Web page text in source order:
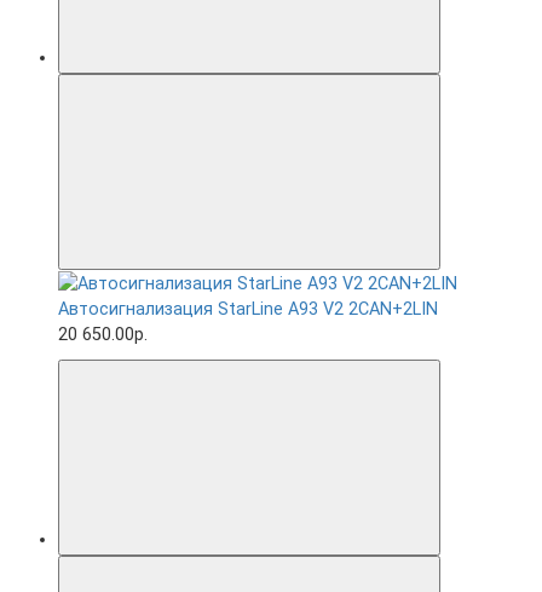
Автосигнализация StarLine A93 V2 2CAN+2LIN
20 650.00р.